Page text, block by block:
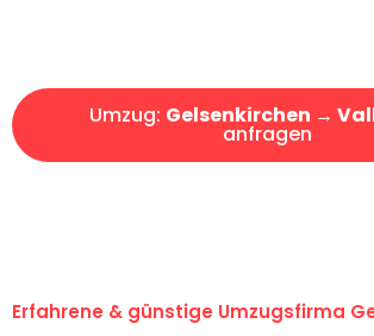
Umzug: Gelsenkirchen →
anfragen
Erfahrene & günstige Umzugsfirma